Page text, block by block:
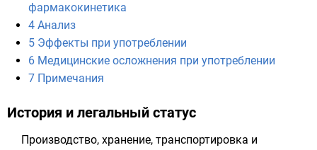
фармакокинетика
4 Анализ
5 Эффекты при употреблении
6 Медицинские осложнения при употреблении
7 Примечания
История и легальный статус
Производство, хранение, транспортировка и